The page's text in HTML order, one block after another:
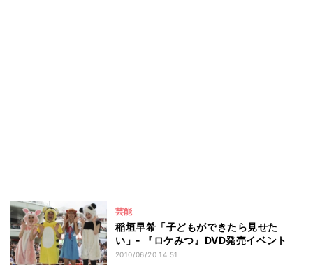
芸能
稲垣早希「子どもができたら見せた
い」- 『ロケみつ』DVD発売イベント
2010/06/20 14:51